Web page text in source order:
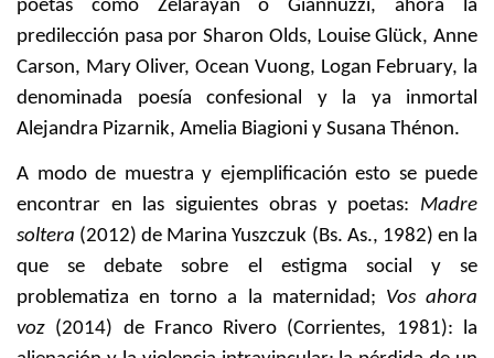
poetas como Zelarayán o Giannuzzi, ahora la
predilección pasa por Sharon Olds, Louise Glück, Anne
Carson, Mary Oliver, Ocean Vuong, Logan February, la
denominada poesía confesional y la ya inmortal
Alejandra Pizarnik, Amelia Biagioni y Susana Thénon.
A modo de muestra y ejemplificación esto se puede
encontrar en las siguientes obras y poetas: Madre
soltera (2012) de Marina Yuszczuk (Bs. As., 1982) en la
que se debate sobre el estigma social y se
problematiza en torno a la maternidad; Vos ahora
voz (2014) de Franco Rivero (Corrientes, 1981): la